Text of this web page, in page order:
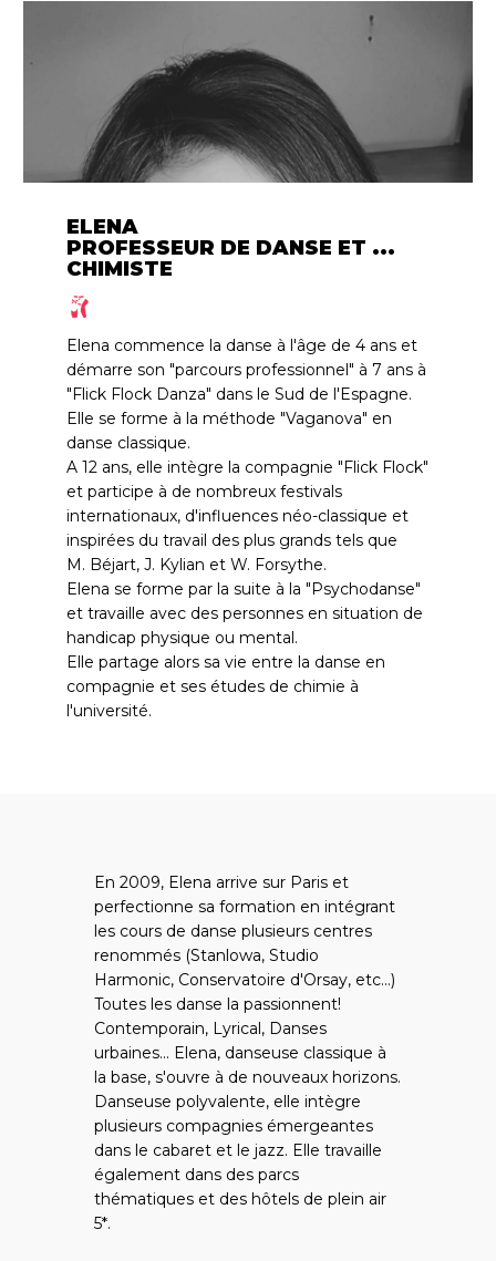
ELENA
PROFESSEUR DE DANSE ET ...
CHIMISTE
Elena commence la danse à l'âge de 4 ans et
démarre son "parcours professionnel" à 7 ans à
"Flick Flock Danza" dans le Sud de l'Espagne.
Elle se forme à la méthode "Vaganova" en
danse classique.
A 12 ans, elle intègre la compagnie "Flick Flock"
et participe à de nombreux festivals
internationaux, d'influences néo-classique et
inspirées du travail des plus grands tels que
M. Béjart, J. Kylian et W. Forsythe.
Elena se forme par la suite à la "Psychodanse"
et travaille avec des personnes en situation de
handicap physique ou mental.
Elle partage alors sa vie entre la danse en
compagnie et ses études de chimie à
l'université.
En 2009, Elena arrive sur Paris et
perfectionne sa formation en intégrant
les cours de danse plusieurs centres
renommés (Stanlowa, Studio
Harmonic, Conservatoire d'Orsay, etc...)
Toutes les danse la passionnent!
Contemporain, Lyrical, Danses
urbaines... Elena, danseuse classique à
la base, s'ouvre à de nouveaux horizons.
Danseuse polyvalente, elle intègre
plusieurs compagnies émergeantes
dans le cabaret et le jazz. Elle travaille
également dans des parcs
thématiques et des hôtels de plein air
5*.